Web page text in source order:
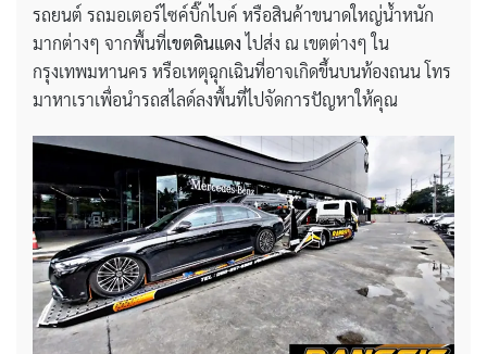
รถยนต์ รถมอเตอร์ไซค์บิ๊กไบค์ หรือสินค้าขนาดใหญ่น้ำหนัก
มากต่างๆ จากพื้นที่เขตดินแดงไปส่ง ณ เขตต่างๆ ใน
กรุงเทพมหานคร หรือเหตุฉุกเฉินที่อาจเกิดขึ้นบนท้องถนน โทร
มาหาเราเพื่อนำรถสไลด์ลงพื้นที่ไปจัดการปัญหาให้คุณ